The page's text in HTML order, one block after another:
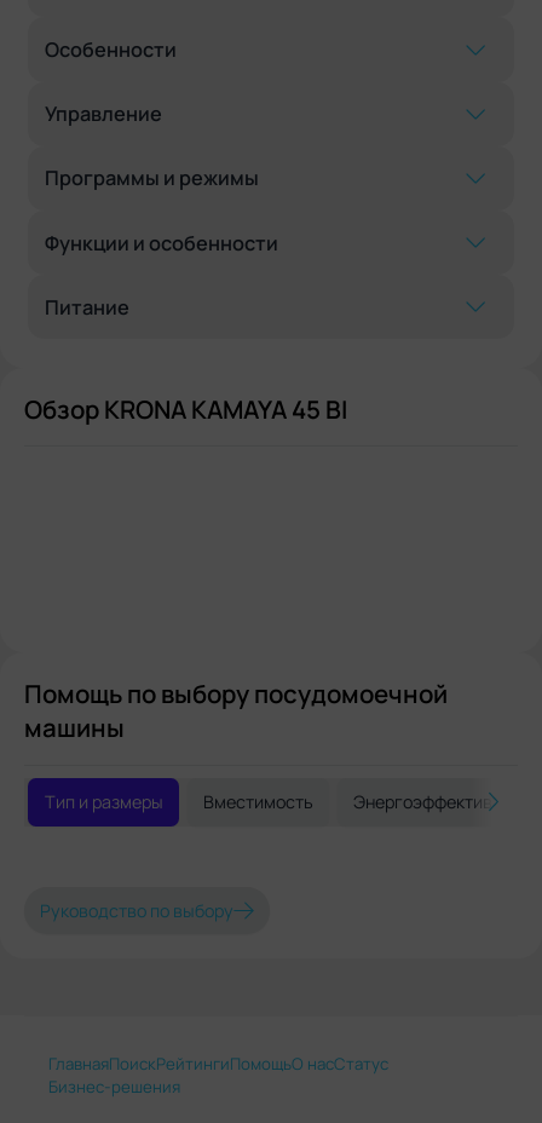
Особенности
Управление
Программы и режимы
Функции и особенности
Питание
Обзор KRONA KAMAYA 45 BI
Помощь по выбору посудомоечной
машины
Тип и размеры Вместимость Энергоэффективность
Руководство по выбору
ГлавнаяПоискРейтингиПомощьО насСтатус
Бизнес-решения